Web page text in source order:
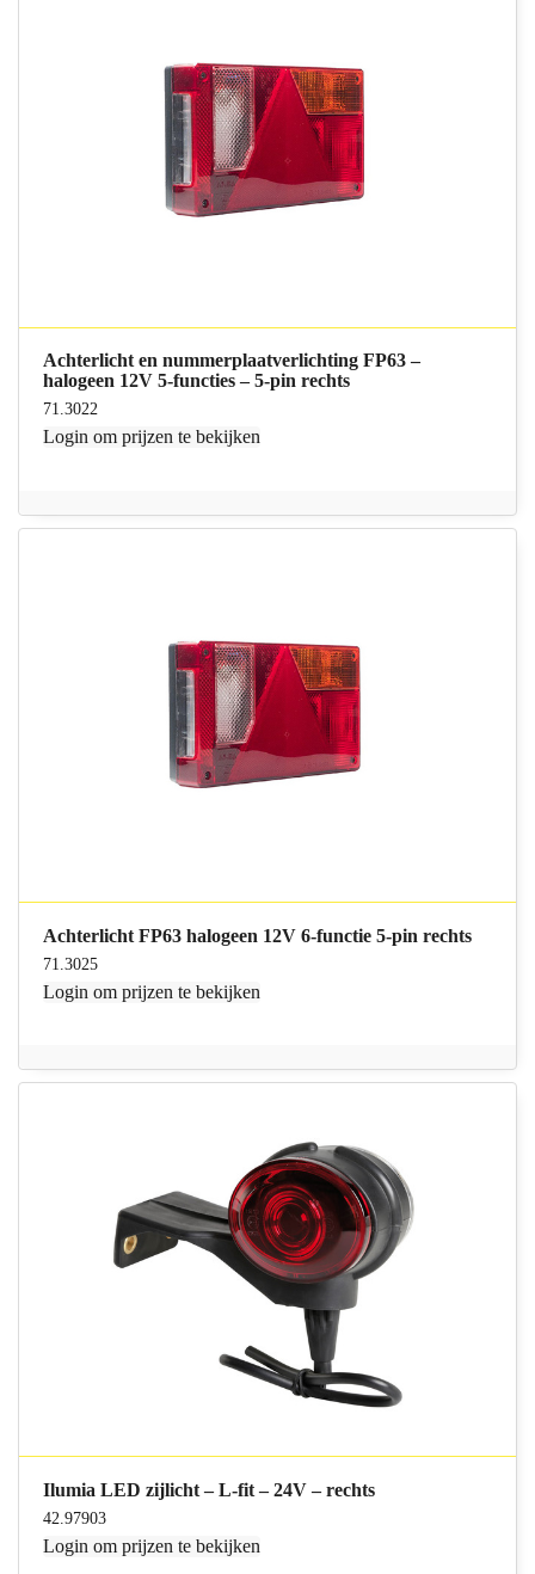
Achterlicht en nummerplaatverlichting FP63 –
halogeen 12V 5-functies – 5-pin rechts
71.3022
Login om prijzen te bekijken
Achterlicht FP63 halogeen 12V 6-functie 5-pin rechts
71.3025
Login om prijzen te bekijken
Ilumia LED zijlicht – L-fit – 24V – rechts
42.97903
Login om prijzen te bekijken